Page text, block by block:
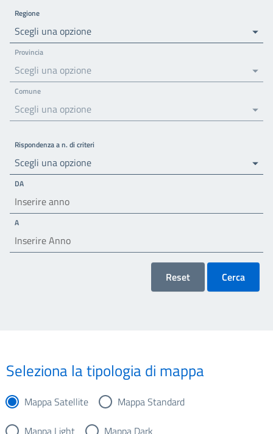
Regione
Scegli una opzione
Provincia
Scegli una opzione
Comune
Scegli una opzione
Rispondenza a n. di criteri
Scegli una opzione
DA
A
Reset Cerca
Seleziona la tipologia di mappa
Mappa Satellite
Mappa Standard
Mappa Light
Mappa Dark